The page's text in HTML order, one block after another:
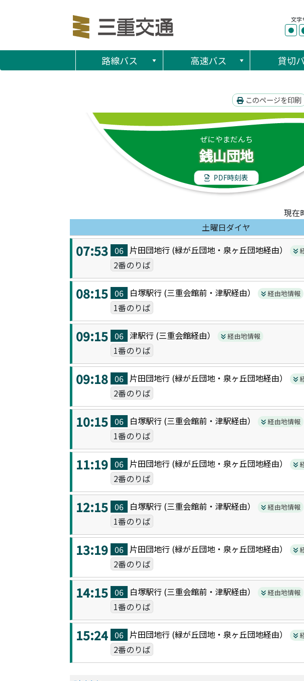
文字
●
路線バス 高速バス 貸切
このページを印刷
ぜにやまだんち
銭山団地
PDF時刻表
現在
土曜日ダイヤ
07:53 06 片田団地行 (緑が丘団地・泉ヶ丘団地経由）
2番のりば
08:15 06 白塚駅行 (三重会館前・津駅経由） 経由地情報
1番のりば
09:15 06 津駅行 (三重会館経由） 経由地情報
1番のりば
09:18 06 片田団地行 (緑が丘団地・泉ヶ丘団地経由）
2番のりば
10:15 06 白塚駅行 (三重会館前・津駅経由） 経由地情報
1番のりば
11:19 06 片田団地行 (緑が丘団地・泉ヶ丘団地経由）
2番のりば
12:15 06 白塚駅行 (三重会館前・津駅経由） 経由地情報
1番のりば
13:19 06 片田団地行 (緑が丘団地・泉ヶ丘団地経由）
2番のりば
14:15 06 白塚駅行 (三重会館前・津駅経由） 経由地情報
1番のりば
15:24 06 片田団地行 (緑が丘団地・泉ヶ丘団地経由）
2番のりば